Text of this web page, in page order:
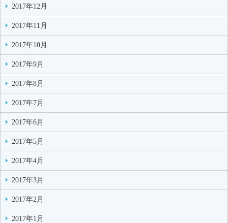
2017年12月
2017年11月
2017年10月
2017年9月
2017年8月
2017年7月
2017年6月
2017年5月
2017年4月
2017年3月
2017年2月
2017年1月